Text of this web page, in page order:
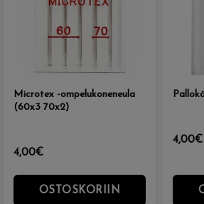
Microtex -ompelukoneneula
(60x3 70x2)
4,00€
OSTOSKORIIN
4,00€